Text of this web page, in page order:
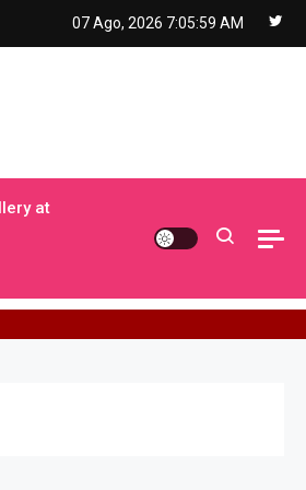
07 Ago, 2026 7:06:00 AM
at